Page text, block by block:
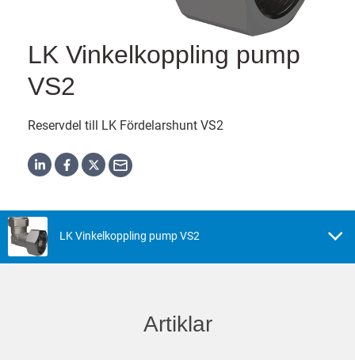
LK Vinkelkoppling pump
VS2
Reservdel till LK Fördelarshunt VS2
LK Vinkelkoppling pump VS2
Artiklar